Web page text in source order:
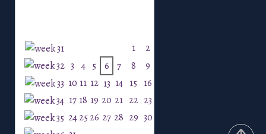
1
2
3 4 5 6 7 8
9
10 11 12 13 14 15 16
17 18 19 20 21 22 23
24 25 26 27 28 29 30